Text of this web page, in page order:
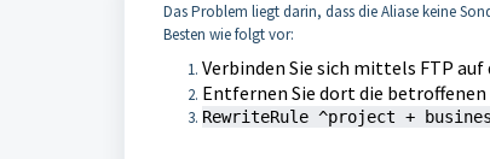
Das Problem liegt darin, dass die Aliase keine
Besten wie folgt vor:
Verbinden Sie sich mittels FTP auf
Entfernen Sie dort die betroffenen